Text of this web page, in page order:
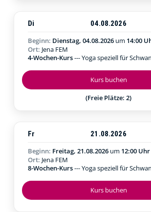
Kurs buchen
(Freie Plätze: 2)
Di 04.08.2026
Beginn: Dienstag, 04.08.2026 um 14:00
Ort: Jena FEM
4-Wochen-Kurs--- Yoga speziell für
Kurs buchen
Fr 21.08.2026
Beginn: Freitag, 21.08.2026 um 12:00 Uhr
Ort: Jena FEM
8-Wochen-Kurs--- Yoga speziell für